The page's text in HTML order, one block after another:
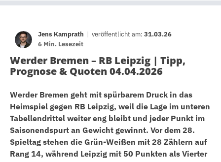
Jens Kamprath | veröffentlicht am: 31.03.26
6 Min. Lesezeit
Werder Bremen – RB Leipzig | Tipp,
Prognose & Quoten 04.04.2026
Werder Bremen geht mit spürbarem Druck in das
Heimspiel gegen RB Leipzig, weil die Lage im unteren
Tabellendrittel weiter eng bleibt und jeder Punkt im
Saisonendspurt an Gewicht gewinnt. Vor dem 28.
Spieltag stehen die Grün-Weißen mit 28 Zählern auf
Rang 14, während Leipzig mit 50 Punkten als Vierter